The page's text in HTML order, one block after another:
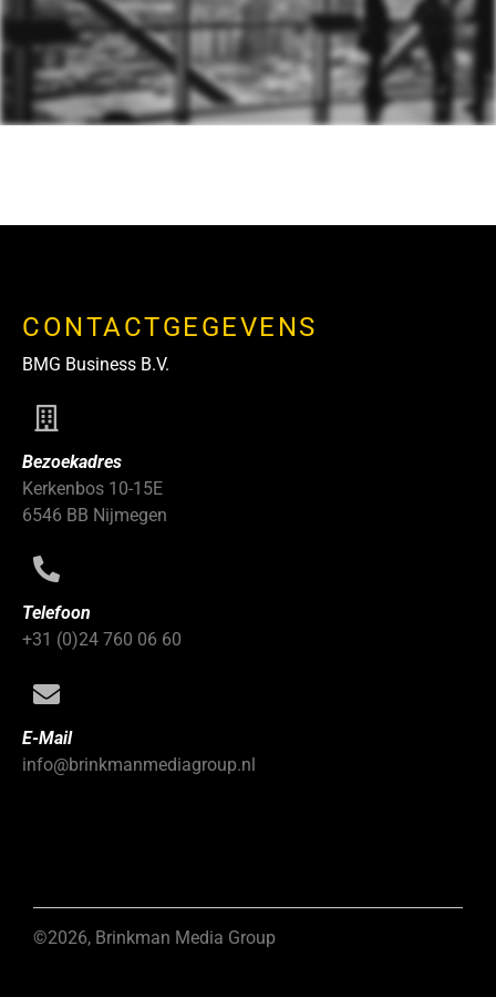
CONTACTGEGEVENS
BMG Business B.V.
Bezoekadres
Kerkenbos 10-15E
6546 BB Nijmegen
Telefoon
+31 (0)24 760 06 60
E-Mail
info@brinkmanmediagroup.nl
©2026, Brinkman Media Group